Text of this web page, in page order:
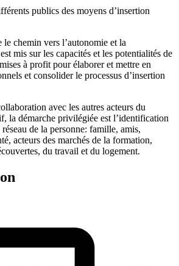
publics des moyens d’insertion
chemin vers l’autonomie et la
mis sur les capacités et les potentialités de
à profit pour élaborer et mettre en
et consolider le processus d’insertion
avec les autres acteurs du
la démarche privilégiée est l’identification
de la personne: famille, amis,
acteurs des marchés de la formation,
du travail et du logement.